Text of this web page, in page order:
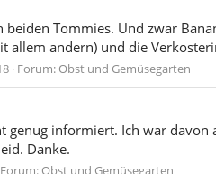
beiden Tommies. Und zwar
allem andern) und die
Forum: Obst und Gemüsegarten
genug informiert. Ich war davon
Danke.
Forum: Obst und Gemüsegarten